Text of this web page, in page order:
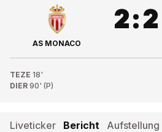
AS MONACO
2:2
TEZE 18'
DIER 90' (P)
Liveticker Bericht Aufstellung